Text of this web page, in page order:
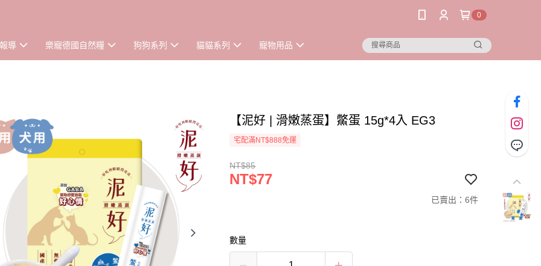
0
導 樂寵德國自然糧 狗狗系列 貓貓系列 寵物用品
【泥好 | 滑嫩蒸蛋】鱉蛋 15g*4入 EG3
宅配滿NT$888免運
NT$85
NT$77
已賣出：6件
數量